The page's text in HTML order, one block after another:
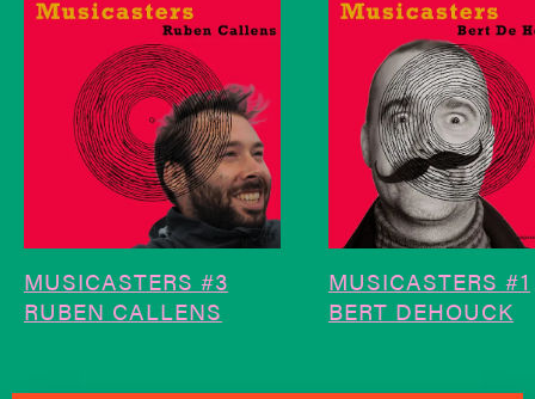
MUSICASTERS #3
RUBEN CALLENS
MUSICASTERS #1
BERT DEHOUCK